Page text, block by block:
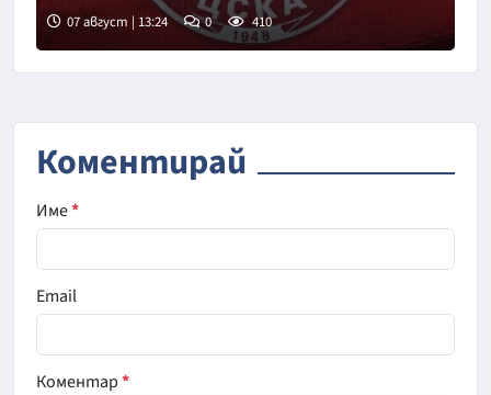
Снимка: БГНЕС
07 август | 13:24 0 410
Коментирай
Име*
Email
Коментар*